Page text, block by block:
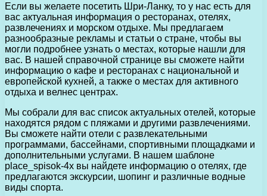
Если вы желаете посетить Шри-Ланку, то у нас есть для
вас актуальная информация о ресторанах, отелях,
развлечениях и морском отдыхе. Мы предлагаем
разнообразные рекламы и статьи о стране, чтобы вы
могли подробнее узнать о местах, которые нашли для
вас. В нашей справочной странице вы сможете найти
информацию о кафе и ресторанах с национальной и
европейской кухней, а также о местах для активного
отдыха и велнес центрах.
Мы собрали для вас список актуальных отелей, которые
находятся рядом с пляжами и другими развлечениями.
Вы сможете найти отели с развлекательными
программами, бассейнами, спортивными площадками и
дополнительными услугами. В нашем шаблоне
place_spisok-4x вы найдете информацию о отелях, где
предлагаются экскурсии, шопинг и различные водные
виды спорта.